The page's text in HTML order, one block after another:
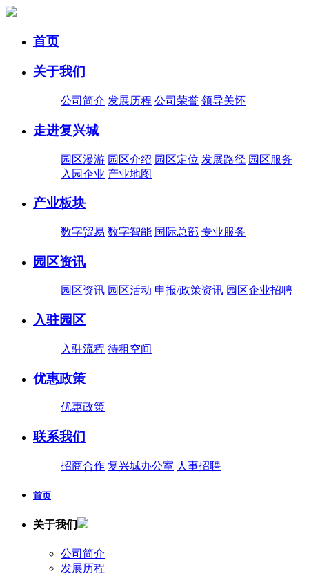
首页
关于我们
公司简介 发展历程 公司荣誉 领导关怀
走进复兴城
园区漫游 园区介绍 园区定位 发展路径 园区服务
入园企业 产业地图
产业板块
数字贸易 数字智能 国际总部 专业服务
园区资讯
园区资讯 园区活动 申报/政策资讯 园区企业招聘
入驻园区
入驻流程 待租空间
优惠政策
优惠政策
联系我们
招商合作 复兴城办公室 人事招聘
首页
关于我们
公司简介
发展历程